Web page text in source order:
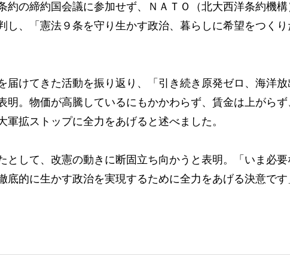
の締約国会議に参加せず、ＮＡＴＯ（北大西洋条約機
し、「憲法９条を守り生かす政治、暮らしに希望をつく
けてきた活動を振り返り、「引き続き原発ゼロ、海洋放
明。物価が高騰しているにもかかわらず、賃金は上がら
拡ストップに全力をあげると述べました。
して、改憲の動きに断固立ち向かうと表明。「いま必要
的に生かす政治を実現するために全力をあげる決意です